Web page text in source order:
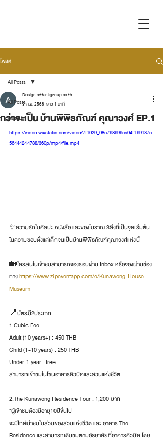
โพสต์
All Posts
Museum
All Posts
กว่าจะเป็น บ้านพิพิธภัณฑ์ คุณาวงศ์ EP.1
Design arttankgroup.co.th
3 ก.ย. 2568 ยาว 1 นาที
https://video.wixstatic.com/video/7f1029_08e768696ca04f169137c
56444244788/360p/mp4/file.mp4
✨ความรักในศิลปะ หนังสือ และของโบราณ 3สิ่งที่เป็นจุดเริ่มต้น
ในความชอบตั้งแต่เด็กจนเป็นบ้านพิพิธภัณฑ์คุณาวงศ์แห่งนี้
🏡ใครสนในเข้าชมสามารถจองรอบผ่าน Inbox หรือจองผ่านช่อง
ทาง https://www.zipeventapp.com/e/Kunawong-House-
Museum
📍บัตรมี2ประเภท
1.Cubic Fee
Adult (10 years+) : 450 THB
Child (1-10 years) : 250 THB
Under 1 year : free
สามารถเข้าชมในโซนอาคารคิวบิคและสวนแห่งชีวิต
2.The Kunawong Residence Tour : 1,200 บาท
*ผู้เข้าชมต้องมีอายุ10ปีขึ้นไป
จะมีไกด์นำชมในส่วนของสวนแห่งชีวิต และ อาคาร The
Residence และสามารถเดินชมตามอัธยาศัยที่อาคารคิวบิค โดย